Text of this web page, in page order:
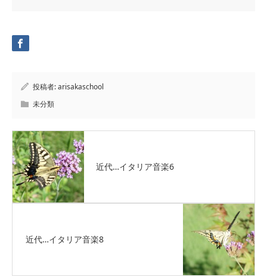
投稿者:arisakaschool
未分類
近代…イタリア音楽6
近代…イタリア音楽8